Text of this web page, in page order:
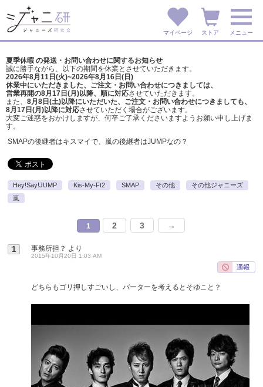
マイページ ストア メニュー
夏季休暇 の発送・お問い合わせに関するお知らせ
誠に勝手ながら、以下の期間を休業とさせていただきます。
2026年8月11日(火)~2026年8月16日(日)
休業中にいただきました、ご注文・お問い合わせにつきましては、
営業再開の8月17日(月)以降、順に対応させていただきます。
また、 8月8日(土)以降にいただいた、ご注文・ お問い合わせにつきましても、
8月17日(月)以降に対応させていただく場合がございます。
大変ご迷惑をおかけしますが、 何卒ご了承くださいますようお願い申し上げま
す。
SMAPの後継者はキスマイで、嵐の後継者はJUMPなの？
Hey!Say!JUMP Kis-My-Ft2 SMAP その他
その他ジャニーズ
嵐
1 2 3 →
1 事務所担？ より
2015年10月20日 1:03 AM
どちらもゴリ押しすごいし、バーターを考えるとそゆこと？